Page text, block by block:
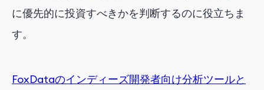
に優先的に投資すべきかを判断するのに役立ちま
す。
FoxDataのインディーズ開発者向け分析ツールと